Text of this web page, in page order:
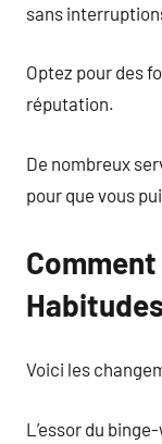
sans
Optez pour des
réputation.
De nombreux
pour que vous
Comment
Voici les
L’essor du